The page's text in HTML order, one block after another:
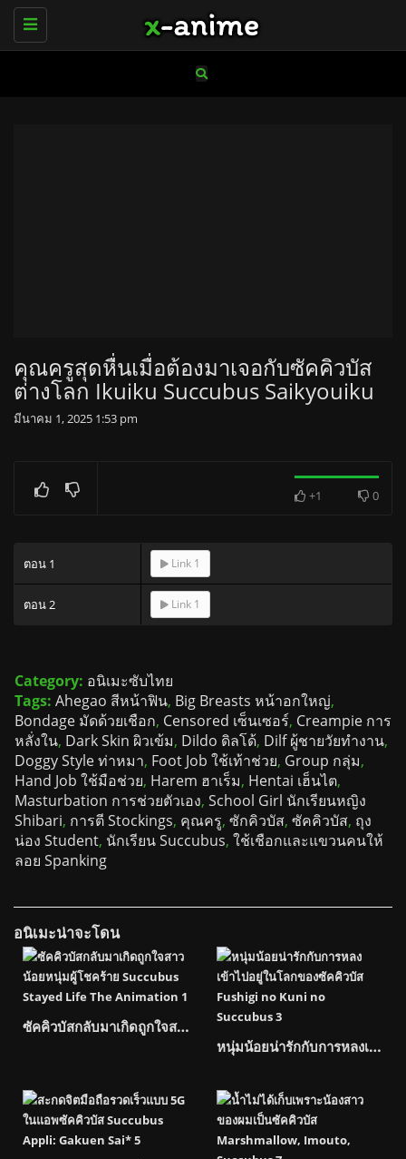
Toggle
navigation
คุณครูสุดหื่นเมื่อต้องมาเจอกับซัคคิวบัส
ต่างโลก Ikuiku Succubus Saikyouiku
มีนาคม 1, 2025 1:53 pm
+1 0
ตอน 1 Link 1
ตอน 2 Link 1
Category: อนิเมะซับไทย
Tags: Ahegao สีหน้าฟิน, Big Breasts หน้าอกใหญ่,
Bondage มัดด้วยเชือก, Censored เซ็นเซอร์, Creampie การ
หลั่งใน, Dark Skin ผิวเข้ม, Dildo ดิลโด้, Dilf ผู้ชายวัยทำงาน,
Doggy Style ท่าหมา, Foot Job ใช้เท้าช่วย, Group กลุ่ม,
Hand Job ใช้มือช่วย, Harem ฮาเร็ม, Hentai เฮ็นไต,
Masturbation การช่วยตัวเอง, School Girl นักเรียนหญิง
Shibari, การตี Stockings, คุณครู, ซักคิวบัส, ซัคคิวบัส, ถุง
น่อง Student, นักเรียน Succubus, ใช้เชือกและแขวนคนให้
ลอย Spanking
อนิเมะน่าจะโดน
ซัคคิวบัสกลับมาเกิดถูกใจสาวน้อยหนุ่มผู้โชคร้าย Succubus Stayed Life The Animation-
หนุ่มน้อยน่ารักกับการหลงเข้าไปอยู่ในโลกของซัคคิวบัส Fushigi No Kuni No Succubus-